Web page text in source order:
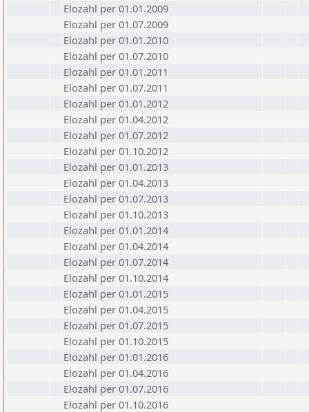
Elozahl per 01.01.2009
Elozahl per 01.07.2009
Elozahl per 01.01.2010
Elozahl per 01.07.2010
Elozahl per 01.01.2011
Elozahl per 01.07.2011
Elozahl per 01.01.2012
Elozahl per 01.04.2012
Elozahl per 01.07.2012
Elozahl per 01.10.2012
Elozahl per 01.01.2013
Elozahl per 01.04.2013
Elozahl per 01.07.2013
Elozahl per 01.10.2013
Elozahl per 01.01.2014
Elozahl per 01.04.2014
Elozahl per 01.07.2014
Elozahl per 01.10.2014
Elozahl per 01.01.2015
Elozahl per 01.04.2015
Elozahl per 01.07.2015
Elozahl per 01.10.2015
Elozahl per 01.01.2016
Elozahl per 01.04.2016
Elozahl per 01.07.2016
Elozahl per 01.10.2016